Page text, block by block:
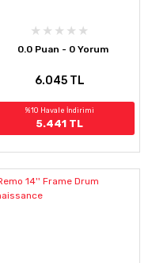
0.0 Puan - 0 Yorum
6.045 TL
%10 Havale İndirimi
5.441 TL